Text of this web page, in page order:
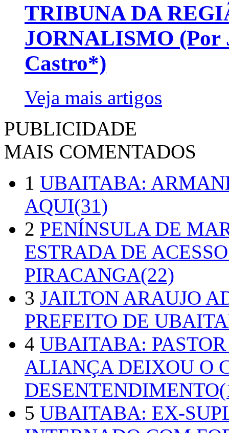
TRIBUNA DA
JORNALISMO (Por
Castro*)
Veja mais artigos
PUBLICIDADE
MAIS COMENTADOS
1 UBAITABA:
AQUI(31)
2 PENÍNSULA DE
ESTRADA DE
PIRACANGA(22)
3 JAILTON ARAUJO
PREFEITO DE
4 UBAITABA:
ALIANÇA DEIXOU O
5 UBAITABA: EX-